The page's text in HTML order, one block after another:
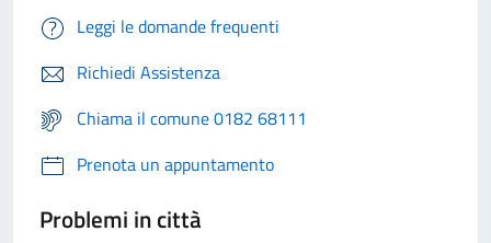
Leggi le domande frequenti
Richiedi Assistenza
Chiama il comune 0182 68111
Prenota un appuntamento
Problemi in città